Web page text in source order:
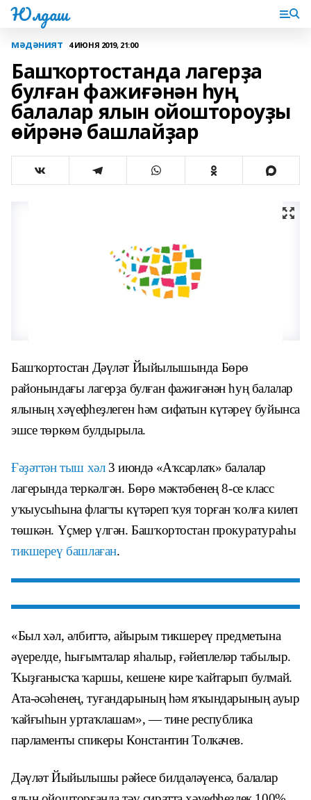
Юлдаш
мәдәният 4 ИЮНЯ 2019, 21:00
Башҡортостанда лагерҙа
булған фажиғәнән һуң
балалар ялын ойоштороуҙы
өйрәнә башлайҙар
Башҡортостан Дәүләт Йыйылышында Бөрө
районындағы лагерҙа булған фажиғәнән һуң балалар
ялының хәүефһеҙлеген һәм сифатын күтәреү буйынса
эшсе төркөм булдырыла.
Ғәҙәттән тыш хәл3 июндә «Аҡсарлаҡ» балалар
лагерында теркәлгән. Бөрө мәктәбенең 8-се класс
уҡыусыһына флагты күтәреп ҡуя торған ҡолға килеп
төшкән. Үҫмер үлгән. Башҡортостан прокуратураһы
тикшереү башлаған.
«Был хәл, әлбиттә, айырым тикшереү предметына
әүерелде, һығымталар яһалыр, ғәйеплеләр табылыр.
Ҡыҙғанысҡа ҡаршы, кешене кире ҡайтарып булмай.
Ата-әсәһенең, туғандарының һәм яҡындарының ауыр
ҡайғыһын уртаҡлашам», — тине республика
парламенты спикеры Константин Толкачев.
Дәүләт Йыйылышы рәйесе билдәләүенсә, балалар